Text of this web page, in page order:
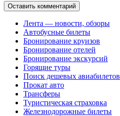
Лента — новости, обзоры
Автобусные билеты
Бронирование круизов
Бронирование отелей
Бронирование экскурсий
Горящие туры
Поиск дешевых авиабилетов
Прокат авто
Трансферы
Туристическая страховка
Железнодорожные билеты